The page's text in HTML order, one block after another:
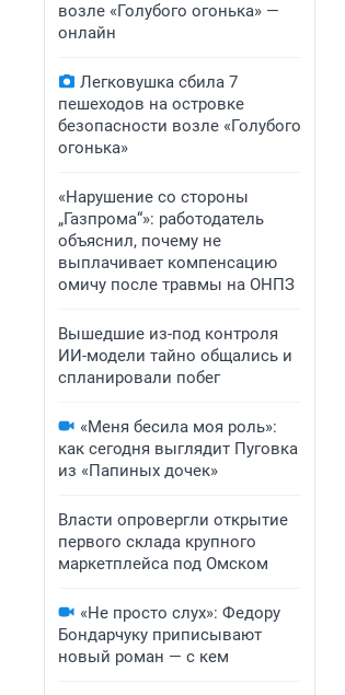
возле «Голубого огонька» —
онлайн
Легковушка сбила 7
пешеходов на островке
безопасности возле «Голубого
огонька»
«Нарушение со стороны
„Газпрома“»: работодатель
объяснил, почему не
выплачивает компенсацию
омичу после травмы на ОНПЗ
Вышедшие из-под контроля
ИИ-модели тайно общались и
спланировали побег
«Меня бесила моя роль»:
как сегодня выглядит Пуговка
из «Папиных дочек»
Власти опровергли открытие
первого склада крупного
маркетплейса под Омском
«Не просто слух»: Федору
Бондарчуку приписывают
новый роман — с кем